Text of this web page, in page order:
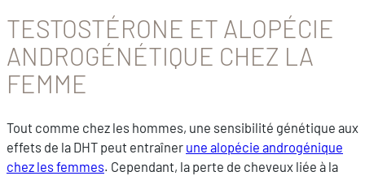
TESTOSTÉRONE ET ALOPÉCIE
ANDROGÉNÉTIQUE CHEZ LA
FEMME
Tout comme chez les hommes, une sensibilité génétique aux
effets de la DHT peut entraîner une alopécie androgénique
chez les femmes. Cependant, la perte de cheveux liée à la